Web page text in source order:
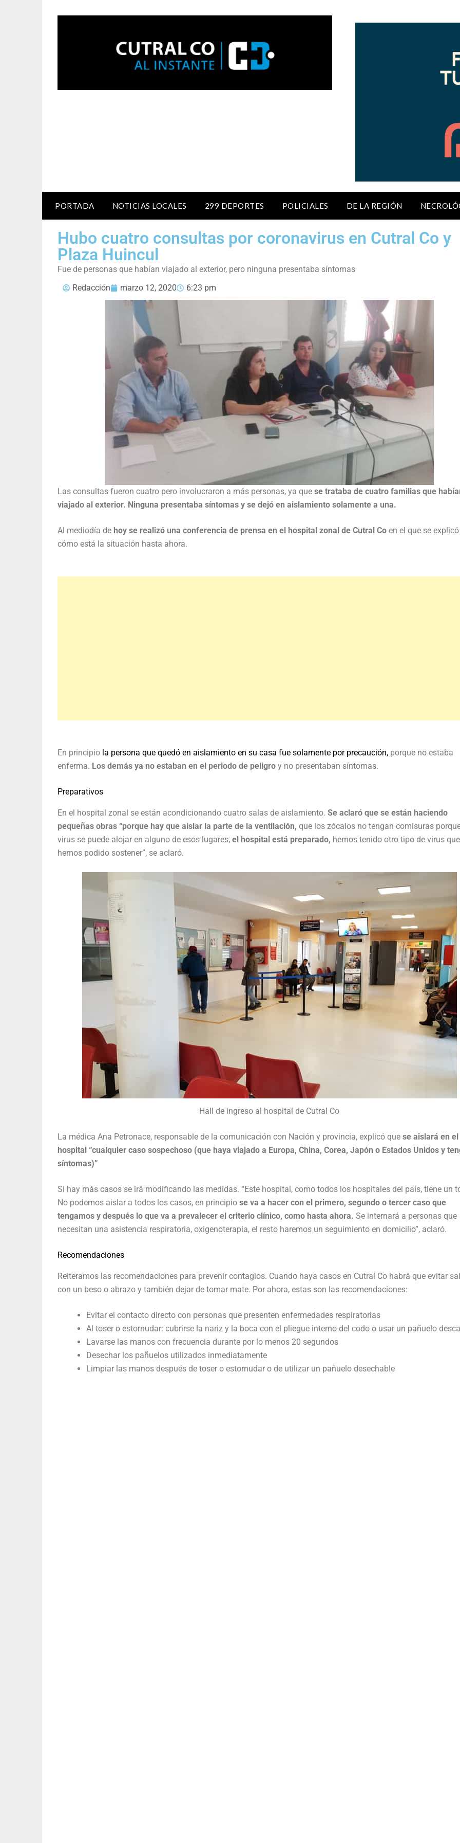
PORTADA NOTICIAS LOCALES 299 DEPORTES POLICIALES DE LA REGIÓN
Hubo cuatro consultas por coronavirus en Cutral Co y
Plaza Huincul
Fue de personas que habían viajado al exterior, pero ninguna presentaba síntomas
Redacción
marzo 12, 2020 6:23 pm
Las consultas fueron cuatro pero involucraron a más personas, ya que se trataba de cuatro familias que
viajado al exterior. Ninguna presentaba síntomas y se dejó en aislamiento solamente a una.
Al mediodía de hoy se realizó una conferencia de prensa en el hospital zonal de Cutral Co en el que se explicó
cómo está la situación hasta ahora.
En principio la persona que quedó en aislamiento en su casa fue solamente por precaución, porque no estaba
enferma. Los demás ya no estaban en el periodo de peligro y no presentaban síntomas.
Preparativos
En el hospital zonal se están acondicionando cuatro salas de aislamiento. Se aclaró que se están haciendo
pequeñas obras “porque hay que aislar la parte de la ventilación, que los zócalos no tengan comisuras
virus se puede alojar en alguno de esos lugares, el hospital está preparado, hemos tenido otro tipo de virus que
hemos podido sostener”, se aclaró.
Hall de ingreso al hospital de Cutral Co
La médica Ana Petronace, responsable de la comunicación con Nación y provincia, explicó que se aislará en el
hospital “cualquier caso sospechoso (que haya viajado a Europa, China, Corea, Japón o Estados Unidos y
síntomas)”
Si hay más casos se irá modificando las medidas. “Este hospital, como todos los hospitales del país, tiene un
No podemos aislar a todos los casos, en principio se va a hacer con el primero, segundo o tercer caso que
tengamos y después lo que va a prevalecer el criterio clínico, como hasta ahora. Se internará a personas que
necesitan una asistencia respiratoria, oxigenoterapia, el resto haremos un seguimiento en domicilio”, aclaró.
Recomendaciones
Reiteramos las recomendaciones para prevenir contagios. Cuando haya casos en Cutral Co habrá que evitar
con un beso o abrazo y también dejar de tomar mate. Por ahora, estas son las recomendaciones:
Evitar el contacto directo con personas que presenten enfermedades respiratorias
Al toser o estornudar: cubrirse la nariz y la boca con el pliegue interno del codo o usar un pañuelo
Lavarse las manos con frecuencia durante por lo menos 20 segundos
Desechar los pañuelos utilizados inmediatamente
Limpiar las manos después de toser o estornudar o de utilizar un pañuelo desechable